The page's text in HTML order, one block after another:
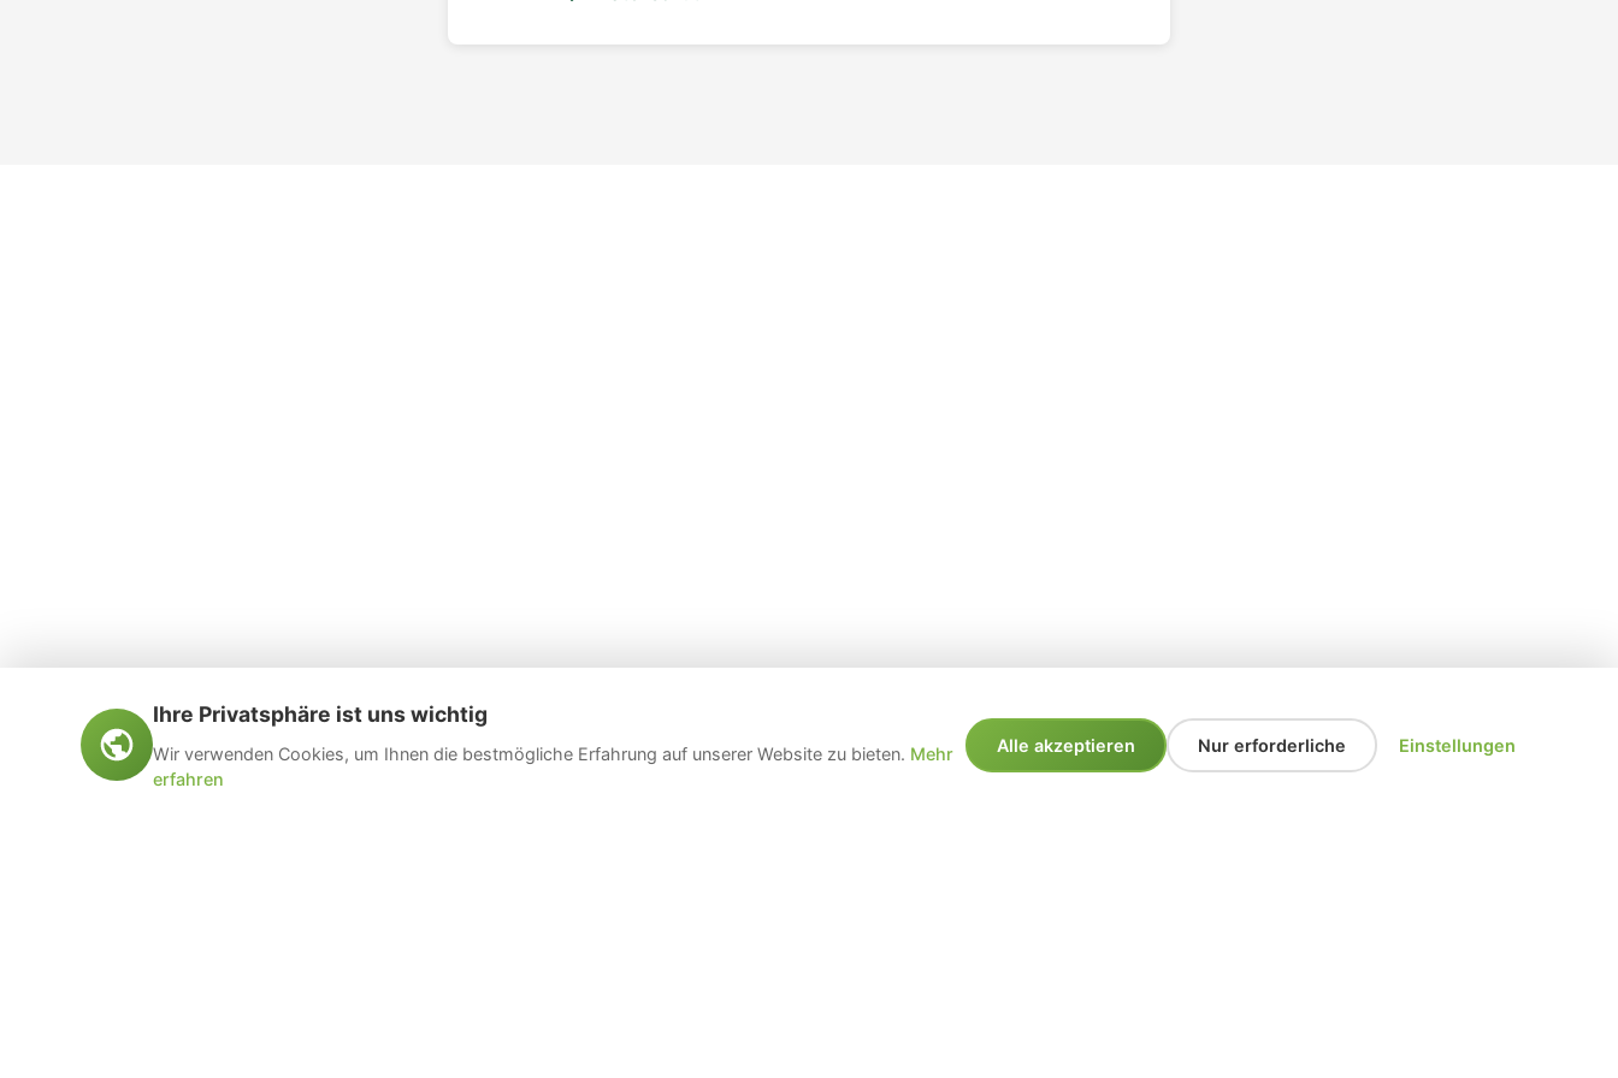
Ihre Privatsphäre ist uns wichtig
Wir verwenden Cookies, um Ihnen die bestmögliche Erfahrung auf unserer Website zu bieten. Mehr
erfahren
Alle akzeptieren Nur erforderliche Einstellungen